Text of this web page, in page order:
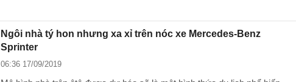
Ngôi nhà tý hon nhưng xa xỉ trên nóc xe Mercedes-Benz
Sprinter
06:36 17/09/2019